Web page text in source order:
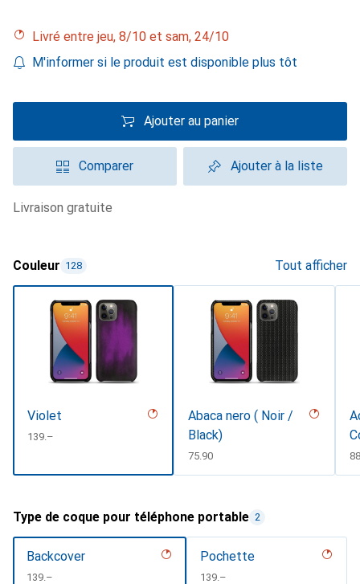
Livré entre jeu, 8/10 et sam, 24/10
M'informer si le produit est disponible plus tôt
Ajouter au panier
Comparer Ajouter à la liste
livraison gratuite
Couleur 128 Tout afficher
Violet
CHF
139.–
Abaca nero ( Noir /
Black)
CHF
75.90
Type de coque pour téléphone portable 2
Backcover
CHF
139.–
Pochette
CHF
139.–